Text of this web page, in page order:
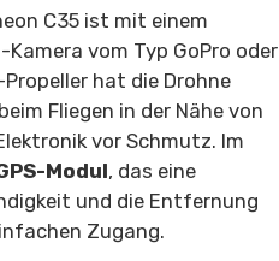
C35 ist mit einem
vom Typ GoPro oder
Propeller hat die Drohne
beim Fliegen in der Nähe von
vor Schmutz. Im
Modul, das eine
und die Entfernung
Zugang.